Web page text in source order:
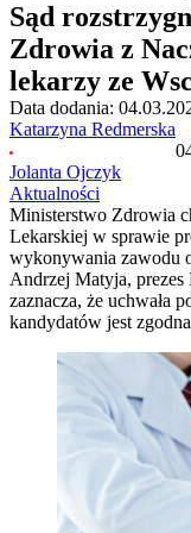
Sąd
Zdrowia z
lekarzy ze
Data dodania:
Katarzyna Redmerska
Jolanta Ojczyk
Aktualności
Ministerstwo Zdrowia
Lekarskiej w sprawie
wykonywania zawodu
Andrzej Matyja,
zaznacza, że uchwała
kandydatów jest